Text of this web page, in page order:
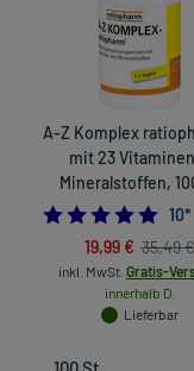
A-Z Komplex
mit 23
Mineralstoffen,
5.0
10*
19,99 € 35,49 €
inkl. MwSt. Gratis-
innerhalb D.
Lieferbar